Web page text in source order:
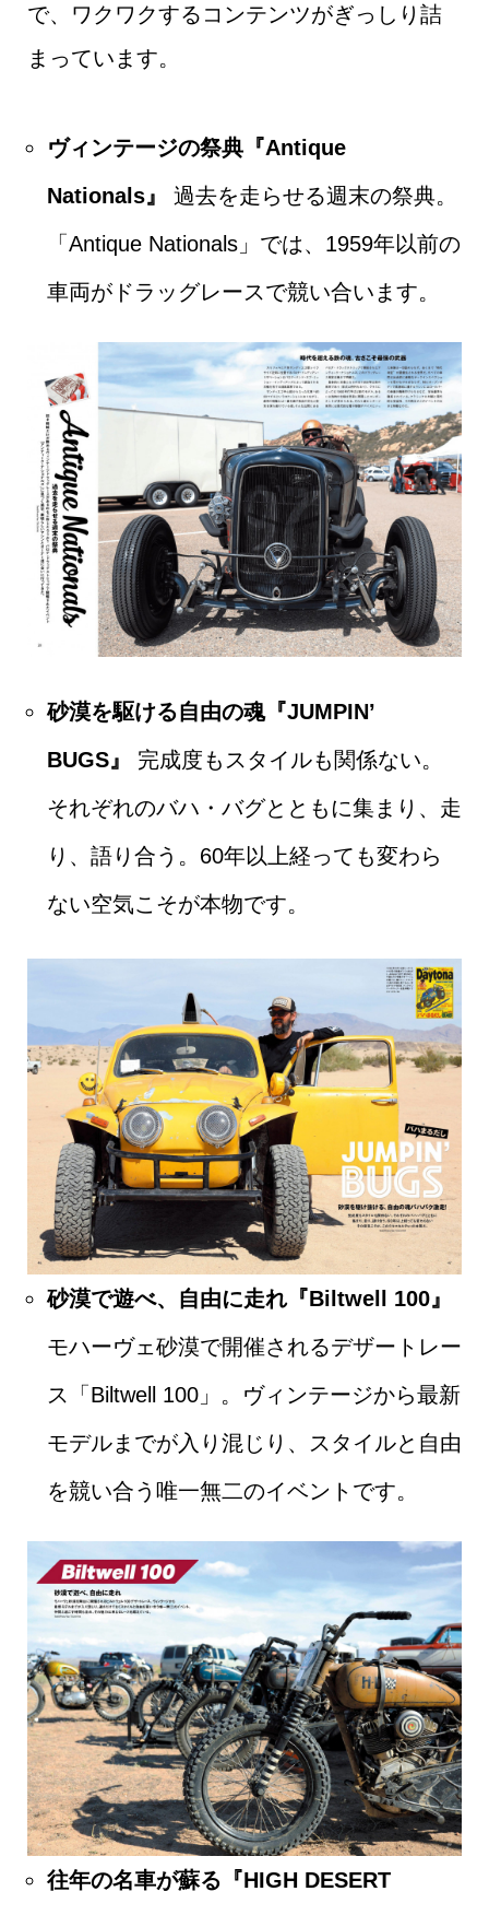
で、ワクワクするコンテンツがぎっしり詰
まっています。
ヴィンテージの祭典『Antique
Nationals』
過去を走らせる週末の祭典。
「Antique Nationals」では、1959年以前の
車両がドラッグレースで競い合います。
砂漠を駆ける自由の魂『JUMPIN’
BUGS』
完成度もスタイルも関係ない。
それぞれのバハ・バグとともに集まり、走
り、語り合う。60年以上経っても変わら
ない空気こそが本物です。
砂漠で遊べ、自由に走れ『Biltwell 100』
モハーヴェ砂漠で開催されるデザートレー
ス「Biltwell 100」。ヴィンテージから最新
モデルまでが入り混じり、スタイルと自由
を競い合う唯一無二のイベントです。
往年の名車が蘇る『HIGH DESERT